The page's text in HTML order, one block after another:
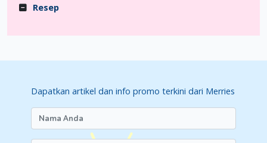
Resep
Dapatkan artikel dan info promo terkini dari Merries